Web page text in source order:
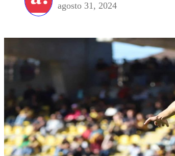
agosto 31, 2024